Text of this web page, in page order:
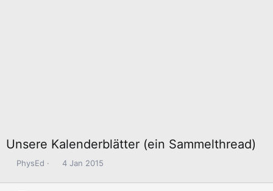
Unsere Kalenderblätter (ein Sammelthread)
E
PhysEd
E
4 Jan 2015